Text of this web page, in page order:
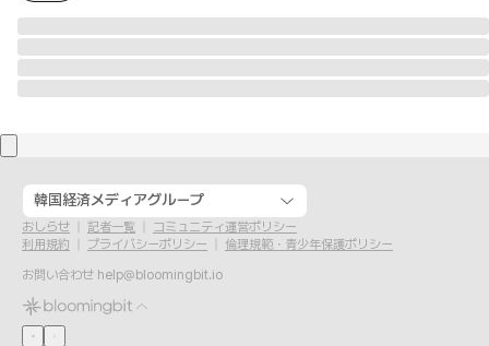
韓国経済メディアグループ
おしらせ 記者一覧
コミュニティ運営ポリシー
利用規約
プライバシーポリシー
倫理規範・青少年保護ポリシー
お問い合わせ help@bloomingbit.io